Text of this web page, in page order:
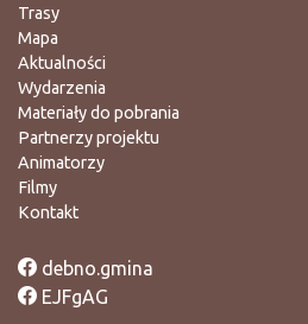
Trasy
Mapa
Aktualności
Wydarzenia
Materiały do pobrania
Partnerzy projektu
Animatorzy
Filmy
Kontakt
debno.gmina
EJFgAG